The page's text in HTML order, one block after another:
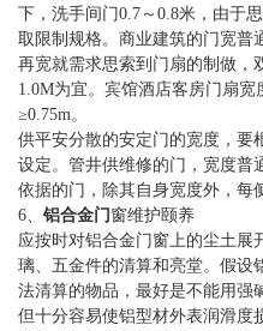
下，洗手间门0.7～0.8米，由于
取限制规格。商业建筑的门宽普
再宽就需求思索到门扇的制做，
1.0M为宜。宾馆酒店客房门扇
≥0.75m。
供平安分散的安定门的宽度，要
设定。管井供维修的门，宽度普
依据的门，除其自身宽度外，每
6、 铝合金门 窗维护颐养
应按时对铝合金门窗上的尘土展
璃、五金件的清算和亮堂。假设
法清算的物品，最好是不能用强
但十分容易使铝型材外表润滑度